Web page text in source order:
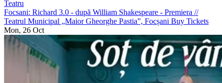
Teatru
Focsani: Richard 3.0 - după William Shakespeare - Premiera //
Teatrul Municipal „Maior Gheorghe Pastia”, Focșani Buy Tickets
Mon, 26 Oct